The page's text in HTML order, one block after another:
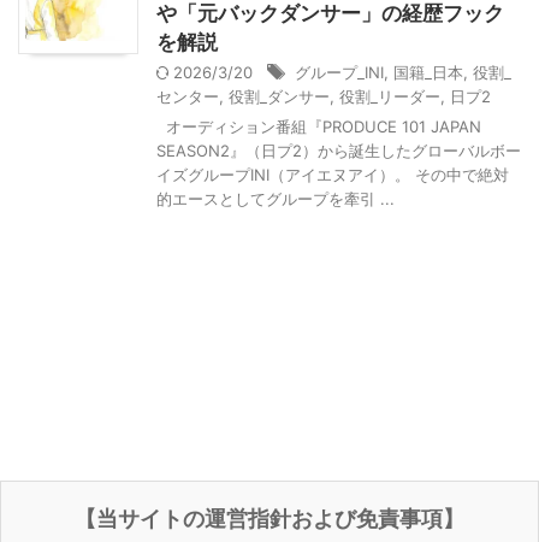
や「元バックダンサー」の経歴フック
を解説
2026/3/20 グループ_INI 国籍_日本 役割_
センター 役割_ダンサー 役割_リーダー
日プ2
オーディション番組『PRODUCE 101 JAPAN
SEASON2』（日プ2）から誕生したグローバルボー
イズグループINI（アイエヌアイ）。 その中で絶対
的エースとしてグループを牽引 ...
【当サイトの運営指針および免責事項】